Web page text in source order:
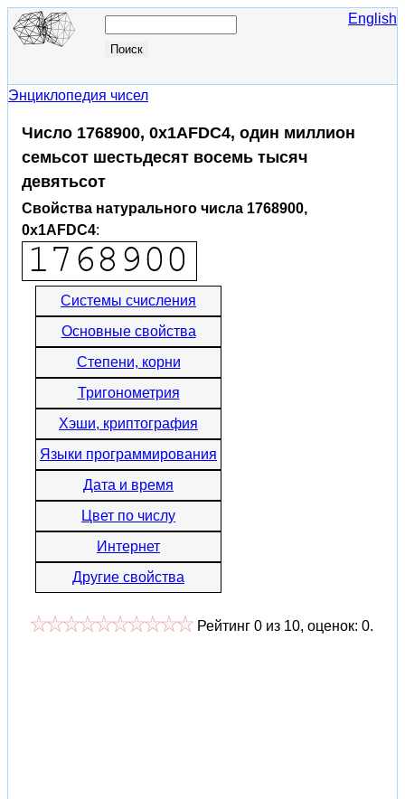
English
Энциклопедия чисел
Число 1768900, 0x1AFDC4, один миллион
семьсот шестьдесят восемь тысяч
девятьсот
Свойства натурального числа 1768900,
0x1AFDC4:
Системы счисления
Основные свойства
Степени, корни
Тригонометрия
Хэши, криптография
Языки программирования
Дата и время
Цвет по числу
Интернет
Другие свойства
Рейтинг 0 из 10, оценок: 0.